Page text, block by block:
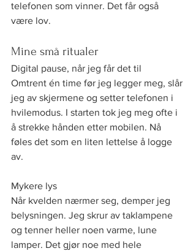
telefonen som vinner. Det får også
være lov.
Mine små ritualer
Digital pause, når jeg får det til
Omtrent én time før jeg legger meg, slår
jeg av skjermene og setter telefonen i
hvilemodus. I starten tok jeg meg ofte i
å strekke hånden etter mobilen. Nå
føles det som en liten lettelse å logge
av.
Mykere lys
Når kvelden nærmer seg, demper jeg
belysningen. Jeg skrur av taklampene
og tenner heller noen varme, lune
lamper. Det gjør noe med hele